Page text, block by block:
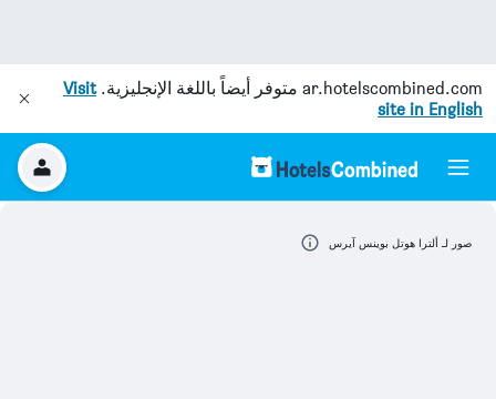
ar.hotelscombined.com متوفر أيضاً باللغة الإنجليزية.Visit
site in English
صور لـ ألترا هوتل بوينس آيرس